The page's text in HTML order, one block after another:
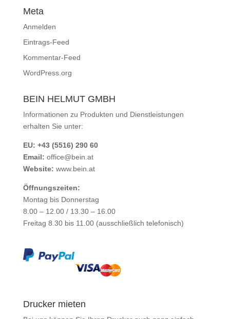
Meta
Anmelden
Eintrags-Feed
Kommentar-Feed
WordPress.org
BEIN HELMUT GMBH
Informationen zu Produkten und Dienstleistungen
erhalten Sie unter:
EU: +43 (5516) 290 60
Email: office@bein.at
Website: www.bein.at
Öffnungszeiten:
Montag bis Donnerstag
8.00 – 12.00 / 13.30 – 16.00
Freitag 8.30 bis 11.00 (ausschließlich telefonisch)
Drucker mieten